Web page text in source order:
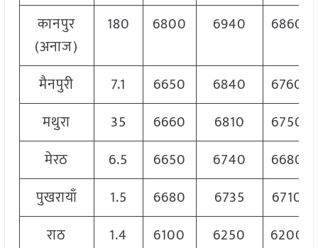
कानपुर
(अनाज)
180 6800 6940 6860
मैनपुरी 7.1 6650 6840
6760
मथुरा
35 6660 6810
6750
मेरठ
6.5 6650 6740
6680
पुखरायाँ
1.5 6680 6735
6710
राठ
1.4 6100 6250
6200